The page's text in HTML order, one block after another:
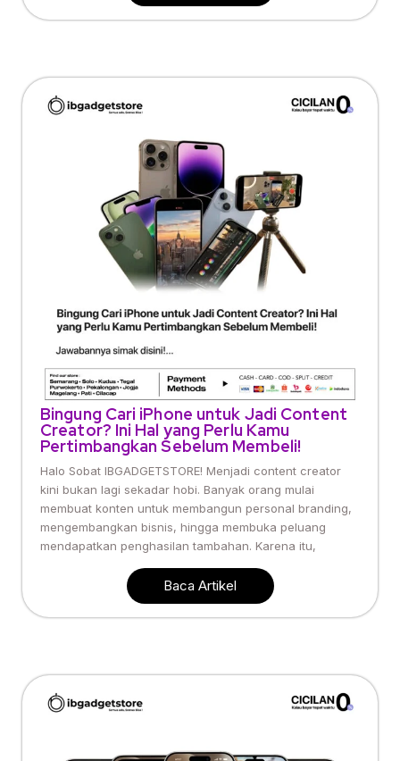
Bingung Cari iPhone untuk Jadi Content
Creator? Ini Hal yang Perlu Kamu
Pertimbangkan Sebelum Membeli!
Halo Sobat IBGADGETSTORE! Menjadi content creator
kini bukan lagi sekadar hobi. Banyak orang mulai
membuat konten untuk membangun personal branding,
mengembangkan bisnis, hingga membuka peluang
mendapatkan penghasilan tambahan. Karena itu,
Baca Artikel